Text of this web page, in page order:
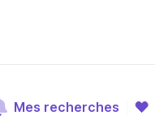
Mes recherches